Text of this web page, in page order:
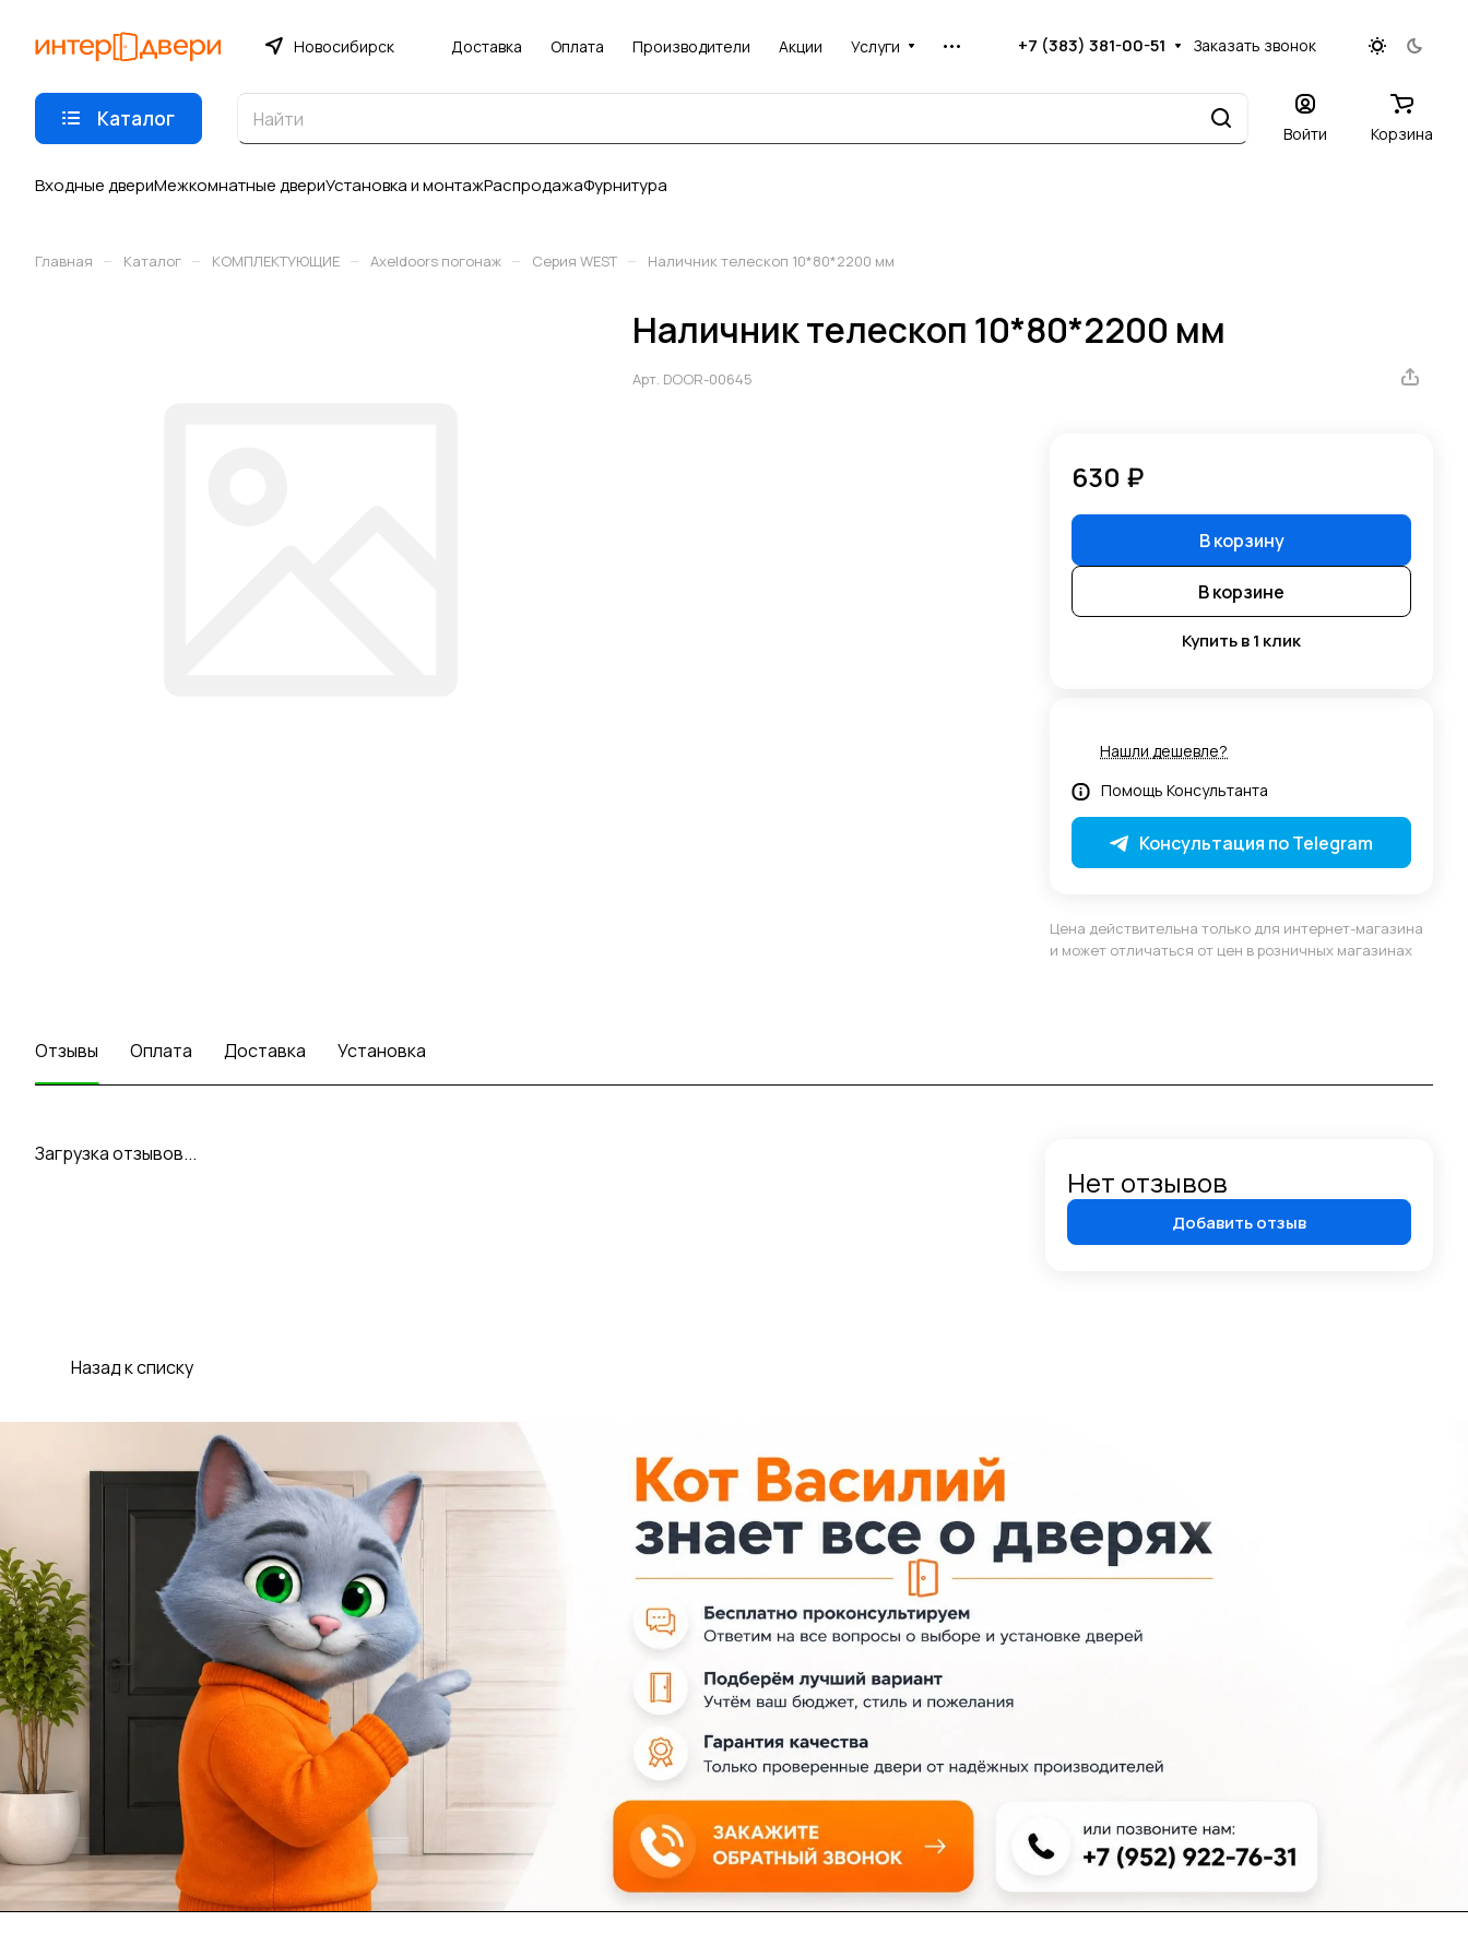
Новосибирск Доставка Оплата Производители Акции Услуги +7 (383) 381-00-51 Заказать звонок
Каталог
Войти Корзина
Входные двериМежкомнатные двериУстановка и монтажРаспродажаФурнитура
Главная – Каталог – КОМПЛЕКТУЮЩИЕ – Axeldoors погонаж – Серия WEST – Наличник телескоп 10*80*2200 мм
Наличник телескоп 10*80*2200 мм
Арт. DOOR-00645
630 ₽
В корзину
В корзине
Купить в 1 клик
Нашли дешевле?
Помощь Консультанта
Консультация по Telegram
Цена действительна только для интернет-магазина
и может отличаться от цен в розничных магазинах
Отзывы Оплата Доставка Установка
Загрузка отзывов...
Нет отзывов
Добавить отзыв
Назад к списку